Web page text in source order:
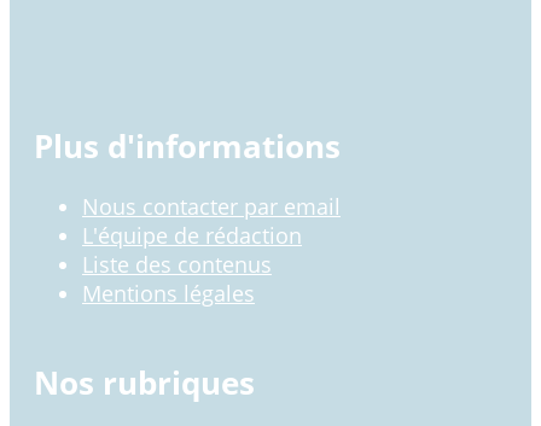
Plus d'informations
Nous contacter par email
L'équipe de rédaction
Liste des contenus
Mentions légales
Nos rubriques